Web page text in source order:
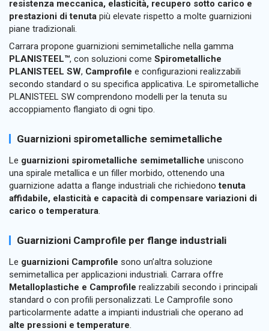
resistenza meccanica, elasticità, recupero sotto carico e
prestazioni di tenuta più elevate rispetto a molte guarnizioni
piane tradizionali.
Carrara propone guarnizioni semimetalliche nella gamma
PLANISTEEL™, con soluzioni come Spirometalliche
PLANISTEEL SW, Camprofile e configurazioni realizzabili
secondo standard o su specifica applicativa. Le spirometalliche
PLANISTEEL SW comprendono modelli per la tenuta su
accoppiamento flangiato di ogni tipo.
Guarnizioni spirometalliche semimetalliche
Le guarnizioni spirometalliche semimetalliche uniscono
una spirale metallica e un filler morbido, ottenendo una
guarnizione adatta a flange industriali che richiedonotenuta
affidabile, elasticità e capacità di compensare variazioni di
carico o temperatura.
Guarnizioni Camprofile per flange industriali
Le guarnizioni Camprofile sono un’altra soluzione
semimetallica per applicazioni industriali. Carrara offre
Metalloplastiche e Camprofile realizzabili secondo i principali
standard o con profili personalizzati. Le Camprofile sono
particolarmente adatte a impianti industriali che operano ad
alte pressioni e temperature.